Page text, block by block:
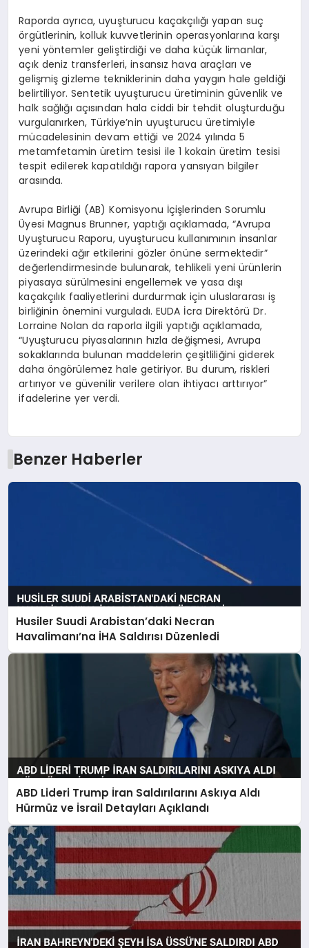
Raporda ayrıca, uyuşturucu kaçakçılığı yapan suç
örgütlerinin, kolluk kuvvetlerinin operasyonlarına karşı
yeni yöntemler geliştirdiği ve daha küçük limanlar,
açık deniz transferleri, insansız hava araçları ve
gelişmiş gizleme tekniklerinin daha yaygın hale geldiği
belirtiliyor. Sentetik uyuşturucu üretiminin güvenlik ve
halk sağlığı açısından hala ciddi bir tehdit oluşturduğu
vurgulanırken, Türkiye’nin uyuşturucu üretimiyle
mücadelesinin devam ettiği ve 2024 yılında 5
metamfetamin üretim tesisi ile 1 kokain üretim tesisi
tespit edilerek kapatıldığı rapora yansıyan bilgiler
arasında.
Avrupa Birliği (AB) Komisyonu İçişlerinden Sorumlu
Üyesi Magnus Brunner, yaptığı açıklamada, “Avrupa
Uyuşturucu Raporu, uyuşturucu kullanımının insanlar
üzerindeki ağır etkilerini gözler önüne sermektedir”
değerlendirmesinde bulunarak, tehlikeli yeni ürünlerin
piyasaya sürülmesini engellemek ve yasa dışı
kaçakçılık faaliyetlerini durdurmak için uluslararası iş
birliğinin önemini vurguladı. EUDA İcra Direktörü Dr.
Lorraine Nolan da raporla ilgili yaptığı açıklamada,
“Uyuşturucu piyasalarının hızla değişmesi, Avrupa
sokaklarında bulunan maddelerin çeşitliliğini giderek
daha öngörülemez hale getiriyor. Bu durum, riskleri
artırıyor ve güvenilir verilere olan ihtiyacı arttırıyor”
ifadelerine yer verdi.
Benzer Haberler
Husiler Suudi Arabistan’daki Necran
Havalimanı’na İHA Saldırısı Düzenledi
ABD Lideri Trump İran Saldırılarını Askıya Aldı
Hürmüz ve İsrail Detayları Açıklandı